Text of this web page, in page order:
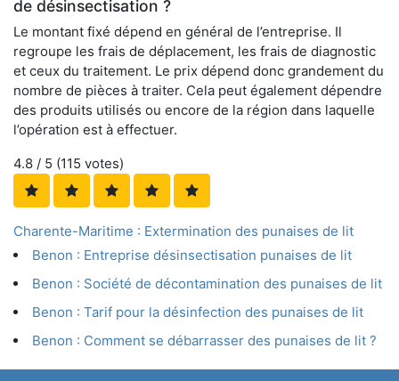
de désinsectisation ?
Le montant fixé dépend en général de l’entreprise. Il
regroupe les frais de déplacement, les frais de diagnostic
et ceux du traitement. Le prix dépend donc grandement du
nombre de pièces à traiter. Cela peut également dépendre
des produits utilisés ou encore de la région dans laquelle
l’opération est à effectuer.
4.8 / 5 (115 votes)
Charente-Maritime : Extermination des punaises de lit
Benon : Entreprise désinsectisation punaises de lit
Benon : Société de décontamination des punaises de lit
Benon : Tarif pour la désinfection des punaises de lit
Benon : Comment se débarrasser des punaises de lit ?